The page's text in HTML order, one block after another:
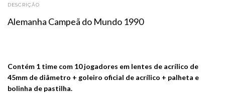
DESCRIÇÃO
Alemanha Campeã do Mundo 1990
Contém 1 time com 10 jogadores em lentes de acrílico de
45mm de diâmetro + goleiro oficial de acrílico + palheta e
bolinha de pastilha.